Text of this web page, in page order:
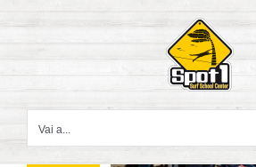
contenuto
Vai a...